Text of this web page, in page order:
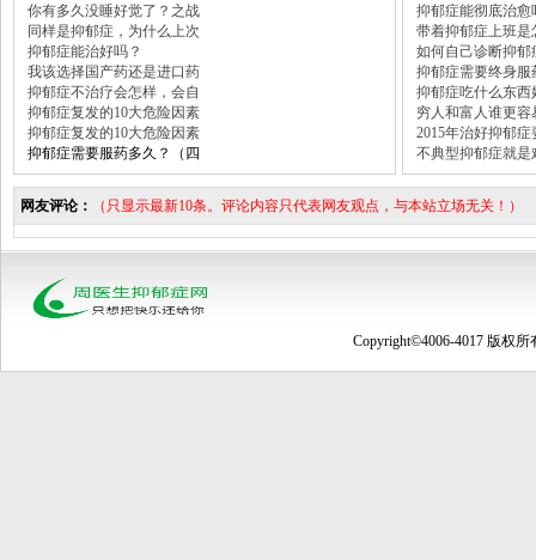
你有多久没睡好觉了？之战
同样是抑郁症，为什么上次
抑郁症能治好吗？
我该选择国产药还是进口药
抑郁症不治疗会怎样，会自
抑郁症复发的10大危险因素
抑郁症复发的10大危险因素
抑郁症需要服药多久？（四
抑郁症能彻底治愈
带着抑郁症上班是
如何自己诊断抑郁
抑郁症需要终身服
抑郁症吃什么东西
穷人和富人谁更容
2015年治好抑郁症
不典型抑郁症就是
网友评论： （只显示最新10条。评论内容只代表网友观点，与本站立场无关！）
Copyright©4006-4017 版权